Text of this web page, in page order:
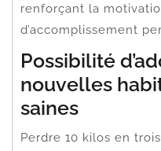
renforçant la
d’accomplissement
Possibilité
nouvelles
saines
Perdre 10 kilos en